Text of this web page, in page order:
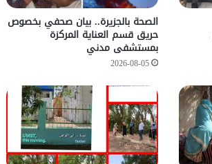
الصحة بالجزيرة.. بيان صحفي بخصوص
حريق قسم العناية المركزة
بمستشفى مدني
2026-08-05